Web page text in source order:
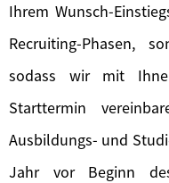
Ihrem Wunsch-
Recruiting-Phasen,
sodass wir mit
Starttermin
Ausbildungs- und
Jahr vor Beginn